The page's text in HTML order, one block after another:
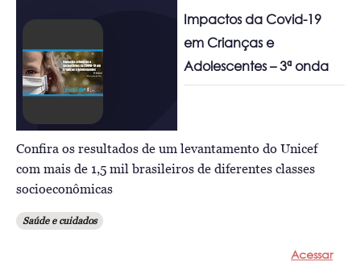
Impactos da Covid-19
em Crianças e
Adolescentes – 3ª onda
Confira os resultados de um levantamento do Unicef
com mais de 1,5 mil brasileiros de diferentes classes
socioeconômicas
Saúde e cuidados
Acessar